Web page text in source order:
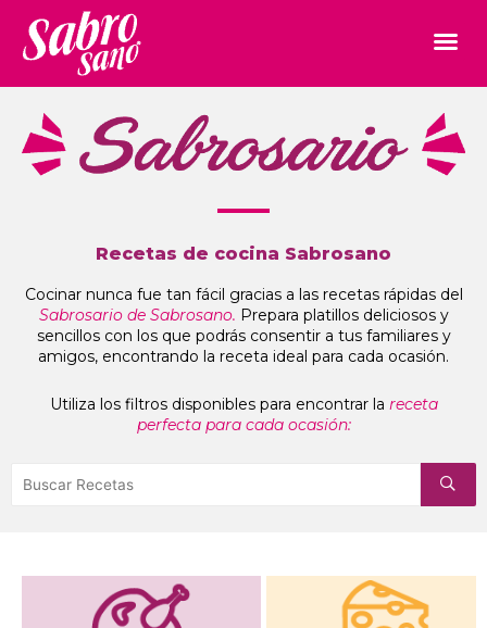
Recetas de cocina Sabrosano
Cocinar nunca fue tan fácil gracias a las recetas rápidas del
Sabrosario de Sabrosano. Prepara platillos deliciosos y
sencillos con los que podrás consentir a tus familiares y
amigos, encontrando la receta ideal para cada ocasión.
Utiliza los filtros disponibles para encontrar la receta
perfecta para cada ocasión:
Otros Ingredientes